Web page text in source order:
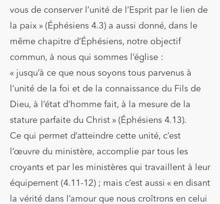
vous de conserver l’unité de l’Esprit par le lien de
la paix » (Éphésiens 4.3) a aussi donné, dans le
même chapitre d’Éphésiens, notre objectif
commun, à nous qui sommes l’église :
« jusqu’à ce que nous soyons tous parvenus à
l’unité de la foi et de la connaissance du Fils de
Dieu, à l’état d’homme fait, à la mesure de la
stature parfaite du Christ » (Éphésiens 4.13).
Ce qui permet d’atteindre cette unité, c’est
l’œuvre du ministère, accomplie par tous les
croyants et par les ministères qui travaillent à leur
équipement (4.11-12) ; mais c’est aussi « en disant
la vérité dans l’amour que nous croîtrons en celui